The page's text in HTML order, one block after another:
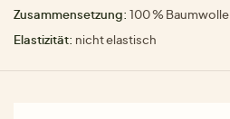
Zusammensetzung: 100 % Baumwolle
Elastizität: nicht elastisch